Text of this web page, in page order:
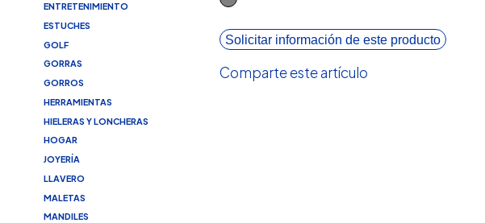
ENTRETENIMIENTO
ESTUCHES
GOLF
GORRAS
GORROS
HERRAMIENTAS
HIELERAS Y LONCHERAS
HOGAR
JOYERÍA
LLAVERO
MALETAS
MANDILES
Solicitar información de este producto
Comparte este artículo